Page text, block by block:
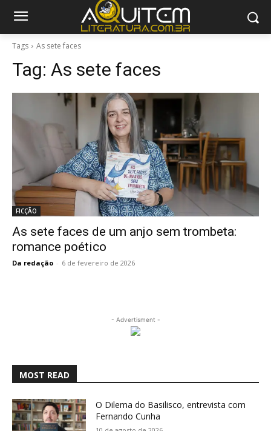
Tags As sete faces
Tag: As sete faces
FICÇÃO
As sete faces de um anjo sem trombeta:
romance poético
Da redação - 6 de fevereiro de 2026
- Advertisment -
MOST READ
O Dilema do Basilisco, entrevista com
Fernando Cunha